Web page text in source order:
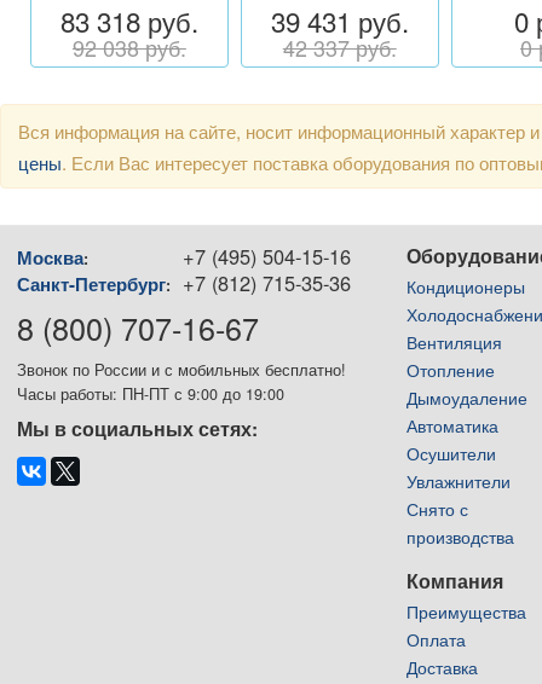
83 318 руб.
92 038 руб.
39 431 руб.
42 337 руб.
0
0
Вся информация на сайте, носит информационный
цены. Если Вас интересует поставка оборудования по
Москва: +7 (495) 504-15-16
Санкт-Петербург: +7 (812) 715-35-36
8 (800) 707-16-67
Звонок по России и с мобильных бесплатно!
Часы работы: ПН-ПТ с 9:00 до 19:00
Мы в социальных сетях:
Кондиционеры
Вентиляция
Отопление
Дымоудаление
Автоматика
Осушители
Увлажнители
Снято с
производства
Компания
Преимущества
Оплата
Доставка